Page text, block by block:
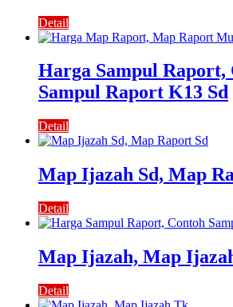
Detail
Harga Sampul Raport,
Sampul Raport K13 Sd
Detail
Map Ijazah Sd, Map
Detail
Map Ijazah, Map
Detail